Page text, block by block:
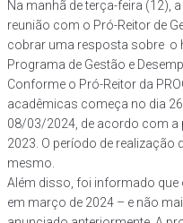
Na manhã de terça-feira (12),
reunião com o Pró-Reitor de
cobrar uma resposta sobre o
Programa de Gestão e
Conforme o Pró-Reitor da
acadêmicas começa no dia
08/03/2024, de acordo com a
2023. O período de
mesmo.
Além disso, foi informado que
em março de 2024 – e não